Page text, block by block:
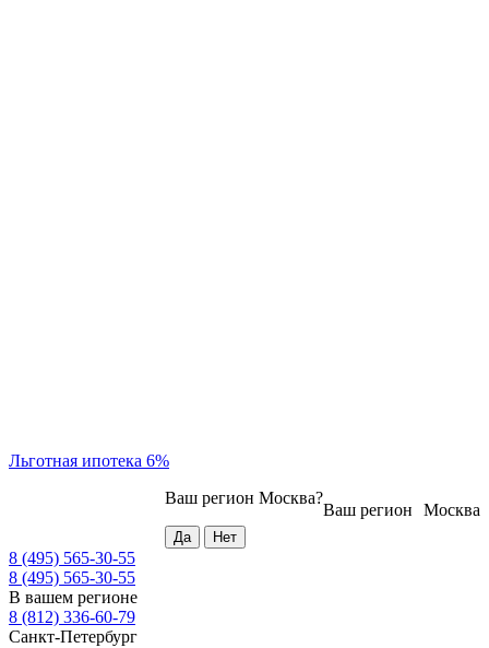
Льготная ипотека 6%
Москва
Ваш регион
Ваш регион Москва?
8 (495) 565-30-55
8 (495) 565-30-55
В вашем регионе
8 (812) 336-60-79
Санкт-Петербург